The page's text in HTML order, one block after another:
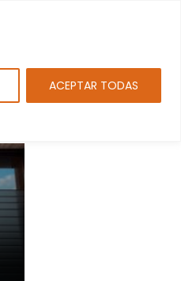
ACEPTAR TODAS